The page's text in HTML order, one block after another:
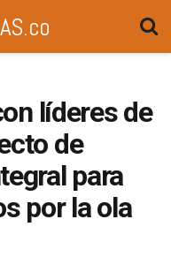
líderes de
de
para
por la ola